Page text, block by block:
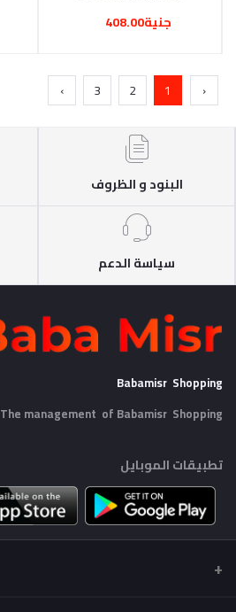
جنية408.00
‹
1
2
3
›
البنود و الظروف
سياسة الدعم
Babamisr Shopping
The management of Babamisr Shopping
تطبيقات الموبايل